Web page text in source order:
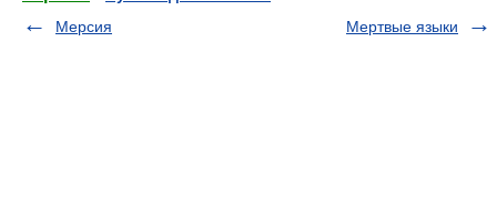
Мерсия
Мертвые языки